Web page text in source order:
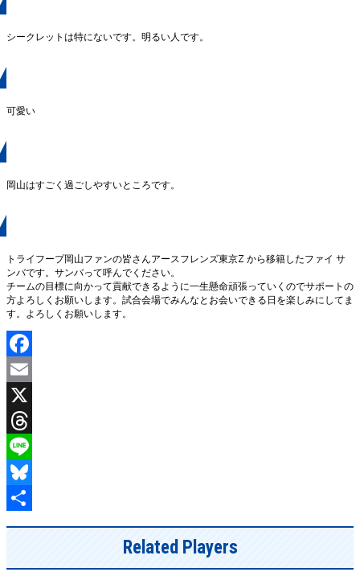
シークレットは特にないです。明るい人です。
可愛い
岡山はすごく過ごしやすいところです。
トライフープ岡山ファンの皆さんアースフレンズ東京Z から移籍したファイ サ
ンバです。サンバって呼んでください。
チームの目標に向かって貢献できるように一生懸命頑張っていくのでサポートの
方よろしくお願いします。試合会場でみんなとお会いできる日を楽しみにしてま
す。よろしくお願いします。
Facebook
Email
X
Threads
Line
Bluesky
共
Related Players